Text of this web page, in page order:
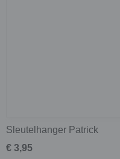
Sleutelhanger Patrick
€ 3,95